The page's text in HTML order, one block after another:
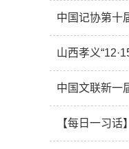
中国记协第十
山西孝义
中国文联新一
【每日一习